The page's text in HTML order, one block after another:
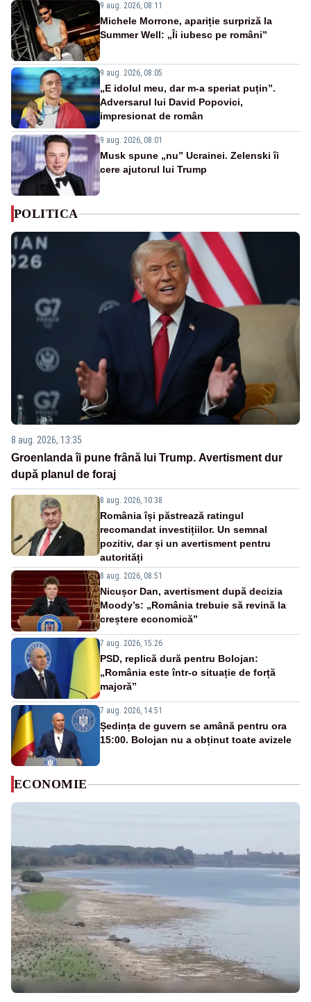
9 aug. 2026, 08:11
Michele Morrone, apariție surpriză la
Summer Well: „Îi iubesc pe români”
9 aug. 2026, 08:05
„E idolul meu, dar m-a speriat puțin”.
Adversarul lui David Popovici,
impresionat de român
9 aug. 2026, 08:01
Musk spune „nu” Ucrainei. Zelenski îi
cere ajutorul lui Trump
POLITICA
8 aug. 2026, 13:35
Groenlanda îi pune frână lui Trump. Avertisment dur
după planul de foraj
8 aug. 2026, 10:38
România își păstrează ratingul
recomandat investițiilor. Un semnal
pozitiv, dar și un avertisment pentru
autorități
8 aug. 2026, 08:51
Nicușor Dan, avertisment după decizia
Moody’s: „România trebuie să revină la
creștere economică”
7 aug. 2026, 15:26
PSD, replică dură pentru Bolojan:
„România este într-o situație de forță
majoră”
7 aug. 2026, 14:51
Ședința de guvern se amână pentru ora
15:00. Bolojan nu a obținut toate avizele
ECONOMIE